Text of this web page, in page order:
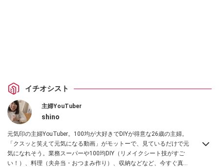
イチオシスト
主婦YouTuber
shino
元気印の主婦YouTuber。100均が大好きでDIYが得意な26歳の主婦。
「クスッと笑えて元気になる動画」がモットーで、見ているだけで元
気になれそう。業務スーパーや100均DIY（リメイクシート技がすご
い！）、料理（夫弁当・おつまみ作り）、収納などなど、今すぐ真似